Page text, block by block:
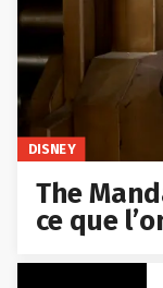
DISNEY
The
ce que